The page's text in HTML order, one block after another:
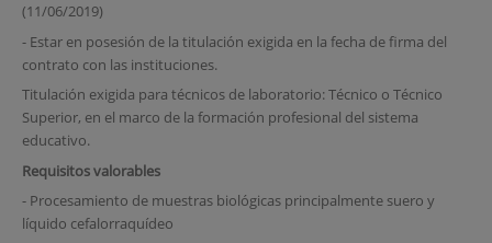
(11/06/2019)
- Estar en posesión de la titulación exigida en la fecha de firma del
contrato con las instituciones.
Titulación exigida para técnicos de laboratorio: Técnico o Técnico
Superior, en el marco de la formación profesional del sistema
educativo.
Requisitos valorables
- Procesamiento de muestras biológicas principalmente suero y
líquido cefalorraquídeo